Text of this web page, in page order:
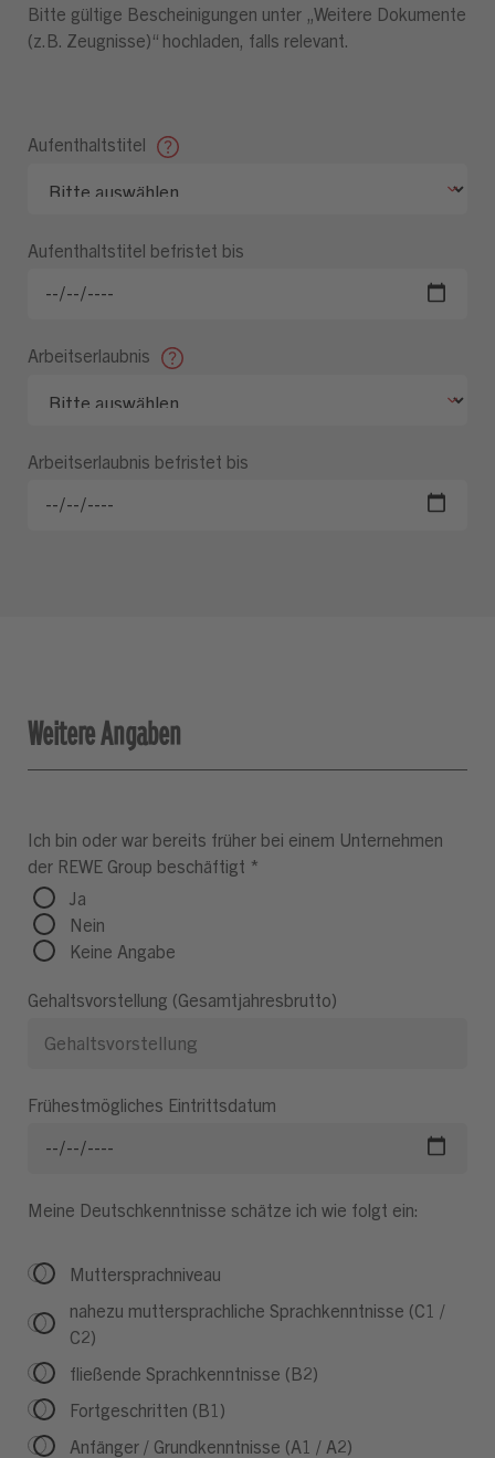
Bitte gültige Bescheinigungen unter „Weitere Dokumente
(z.B. Zeugnisse)“ hochladen, falls relevant.
Aufenthaltstitel
Aufenthaltstitel befristet bis
Arbeitserlaubnis
Arbeitserlaubnis befristet bis
Weitere Angaben
Ich bin oder war bereits früher bei einem Unternehmen
der REWE Group beschäftigt *
Ja
Nein
Keine Angabe
Gehaltsvorstellung (Gesamtjahresbrutto)
Frühestmögliches Eintrittsdatum
Meine Deutschkenntnisse schätze ich wie folgt ein:
Muttersprachniveau
nahezu muttersprachliche Sprachkenntnisse (C1 /
C2)
fließende Sprachkenntnisse (B2)
Fortgeschritten (B1)
Anfänger / Grundkenntnisse (A1 / A2)